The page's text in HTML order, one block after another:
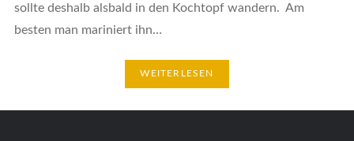
sollte deshalb alsbald in den Kochtopf wandern. Am
besten man mariniert ihn…
WEITERLESEN